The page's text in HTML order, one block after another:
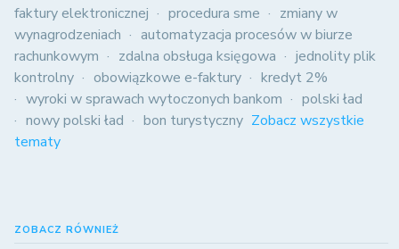
faktury elektronicznej
procedura sme
zmiany w
wynagrodzeniach
automatyzacja procesów w biurze
rachunkowym
zdalna obsługa księgowa
jednolity plik
kontrolny
obowiązkowe e-faktury
kredyt 2%
wyroki w sprawach wytoczonych bankom
polski ład
nowy polski ład
bon turystyczny Zobacz wszystkie
tematy
ZOBACZ RÓWNIEŻ